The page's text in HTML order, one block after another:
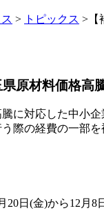
> トピックス >
県原材料価格高
に対応した中小
際の経費の一部を
日(金)から12月8